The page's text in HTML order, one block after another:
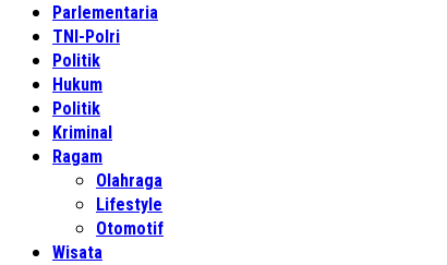
Parlementaria
TNI-Polri
Politik
Hukum
Politik
Kriminal
Ragam
Olahraga
Lifestyle
Otomotif
Wisata